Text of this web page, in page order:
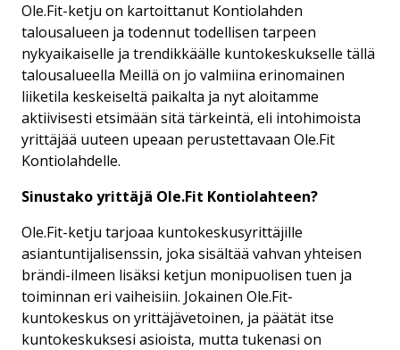
Ole.Fit-ketju on kartoittanut Kontiolahden
talousalueen ja todennut todellisen tarpeen
nykyaikaiselle ja trendikkäälle kuntokeskukselle tällä
talousalueella Meillä on jo valmiina erinomainen
liiketila keskeiseltä paikalta ja nyt aloitamme
aktiivisesti etsimään sitä tärkeintä, eli intohimoista
yrittäjää uuteen upeaan perustettavaan Ole.Fit
Kontiolahdelle.
Sinustako yrittäjä Ole.Fit Kontiolahteen?
Ole.Fit-ketju tarjoaa kuntokeskusyrittäjille
asiantuntijalisenssin, joka sisältää vahvan yhteisen
brändi-ilmeen lisäksi ketjun monipuolisen tuen ja
toiminnan eri vaiheisiin. Jokainen Ole.Fit-
kuntokeskus on yrittäjävetoinen, ja päätät itse
kuntokeskuksesi asioista, mutta tukenasi on